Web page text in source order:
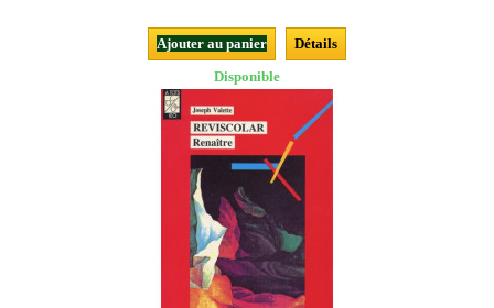
Ajouter au panier
Détails
Disponible